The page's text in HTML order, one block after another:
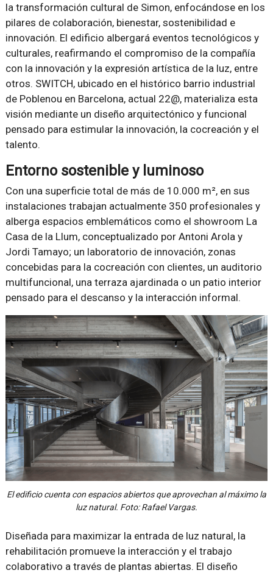
la transformación cultural de Simon, enfocándose en los
pilares de colaboración, bienestar, sostenibilidad e
innovación. El edificio albergará eventos tecnológicos y
culturales, reafirmando el compromiso de la compañía
con la innovación y la expresión artística de la luz, entre
otros. SWITCH, ubicado en el histórico barrio industrial
de Poblenou en Barcelona, actual 22@, materializa esta
visión mediante un diseño arquitectónico y funcional
pensado para estimular la innovación, la cocreación y el
talento.
Entorno sostenible y luminoso
Con una superficie total de más de 10.000 m², en sus
instalaciones trabajan actualmente 350 profesionales y
alberga espacios emblemáticos como el showroom La
Casa de la Llum, conceptualizado por Antoni Arola y
Jordi Tamayo; un laboratorio de innovación, zonas
concebidas para la cocreación con clientes, un auditorio
multifuncional, una terraza ajardinada o un patio interior
pensado para el descanso y la interacción informal.
El edificio cuenta con espacios abiertos que aprovechan al máximo la
luz natural. Foto: Rafael Vargas.
Diseñada para maximizar la entrada de luz natural, la
rehabilitación promueve la interacción y el trabajo
colaborativo a través de plantas abiertas. El diseño